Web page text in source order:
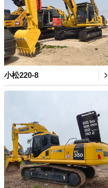
小松220-8